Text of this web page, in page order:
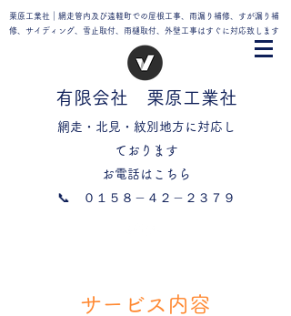
有限会社 栗原工業社
網走・北見・紋別地方に対応し
ております
お電話はこちら
​📞 ０１５８－４２－２３７９
栗原工業社｜網走管内及び遠軽町での屋根工事、雨漏り補修、すが漏り補
修、サイディング、雪止取付、雨樋取付、外壁工事はすぐに対応致します
サービス内容